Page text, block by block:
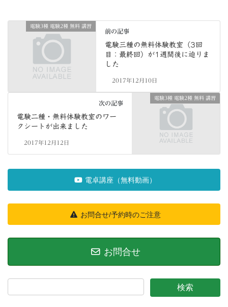
電験3種 電験2種 無料 講習
前の記事
電験三種の無料体験教室（3回
目：最終回）が1週間後に迫りま
した
2017年12月10日
電験3種 電験2種 無料 講習
次の記事
電験二種・無料体験教室のワー
クシートが出来ました
2017年12月12日
電卓講座（無料動画）
お問合せ/予約時のご注意
お問合せ